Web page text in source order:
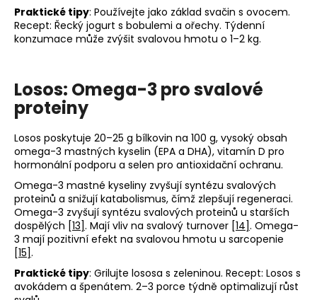
Praktické tipy: Používejte jako základ svačin s ovocem.
Recept: Řecký jogurt s bobulemi a ořechy. Týdenní
konzumace může zvýšit svalovou hmotu o 1–2 kg.
Losos: Omega-3 pro svalové
proteiny
Losos poskytuje 20–25 g bílkovin na 100 g, vysoký obsah
omega-3 mastných kyselin (EPA a DHA), vitamín D pro
hormonální podporu a selen pro antioxidační ochranu.
Omega-3 mastné kyseliny zvyšují syntézu svalových
proteinů a snižují katabolismus, čímž zlepšují regeneraci.
Omega-3 zvyšují syntézu svalových proteinů u starších
dospělých [13]. Mají vliv na svalový turnover [14]. Omega-
3 mají pozitivní efekt na svalovou hmotu u sarcopenie
[15].
Praktické tipy: Grilujte lososa s zeleninou. Recept: Losos s
avokádem a špenátem. 2–3 porce týdně optimalizují růst